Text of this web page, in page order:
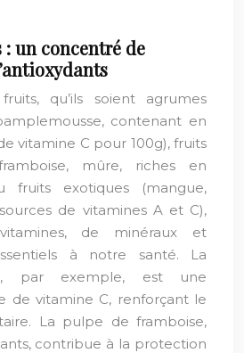
un concentré de
qu’ils soient agrumes
contenant en
vitamine C pour 100g), fruits
mûre, riches en
fruits exotiques (mangue,
de vitamines A et C),
de minéraux et
à notre santé. La
par exemple, est une
de vitamine C, renforçant le
La pulpe de framboise,
contribue à la protection